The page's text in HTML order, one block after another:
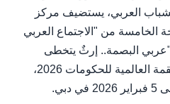
العربي، يستضيف مركز
الخامسة من "الاجتماع العربي
"عربي البصمة.. إرثٌ يتخطى
الحدود"، وذلك ضمن أعمال القمة العالمية للحكومات 2026،